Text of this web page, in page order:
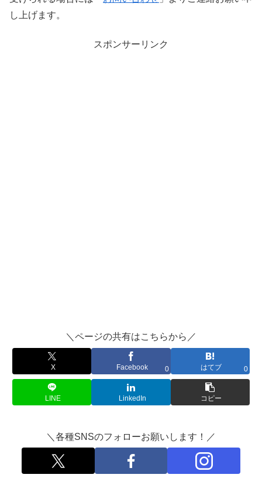
し上げます。
スポンサーリンク
＼ページの共有はこちらから／
X Facebook 0 はてブ 0
LINE LinkedIn コピー
＼各種SNSのフォローお願いします！／